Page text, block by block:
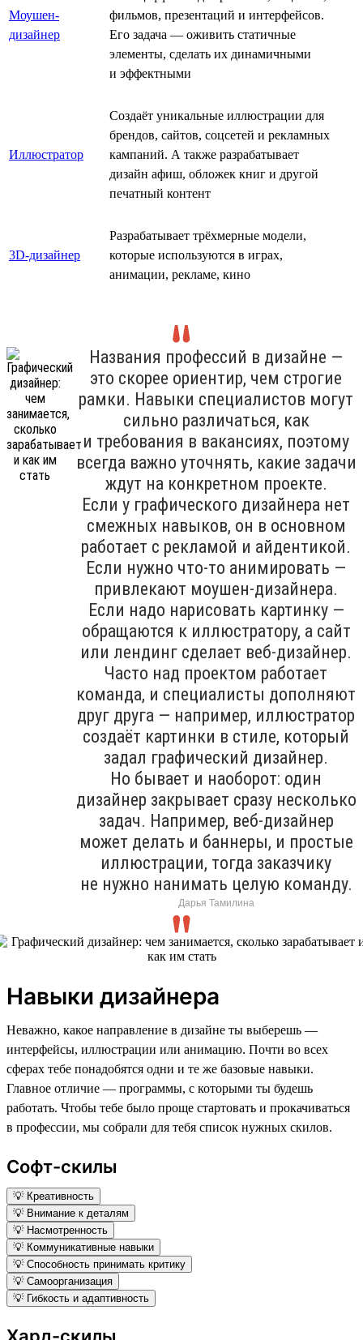
Моушен-
дизайнер
фильмов, презентаций и интерфейсов.
Его задача — оживить статичные
элементы, сделать их динамичными
и эффектными
Иллюстратор
Создаёт уникальные иллюстрации для
брендов, сайтов, соцсетей и рекламных
кампаний. А также разрабатывает
дизайн афиш, обложек книг и другой
печатный контент
3D-дизайнер
Разрабатывает трёхмерные модели,
которые используются в играх,
анимации, рекламе, кино
Названия профессий в дизайне —
это скорее ориентир, чем строгие
рамки. Навыки специалистов могут
сильно различаться, как
и требования в вакансиях, поэтому
всегда важно уточнять, какие задачи
ждут на конкретном проекте.
Если у графического дизайнера нет
смежных навыков, он в основном
работает с рекламой и айдентикой.
Если нужно что-то анимировать —
привлекают моушен-дизайнера.
Если надо нарисовать картинку —
обращаются к иллюстратору, а сайт
или лендинг сделает веб-дизайнер.
Часто над проектом работает
команда, и специалисты дополняют
друг друга — например, иллюстратор
создаёт картинки в стиле, который
задал графический дизайнер.
Но бывает и наоборот: один
дизайнер закрывает сразу несколько
задач. Например, веб-дизайнер
может делать и баннеры, и простые
иллюстрации, тогда заказчику
не нужно нанимать целую команду.
Дарья Тамилина
Навыки дизайнера
Неважно, какое направление в дизайне ты выберешь —
интерфейсы, иллюстрации или анимацию. Почти во всех
сферах тебе понадобятся одни и те же базовые навыки.
Главное отличие — программы, с которыми ты будешь
работать. Чтобы тебе было проще стартовать и прокачиваться
в профессии, мы собрали для тебя список нужных скилов.
Софт-скилы
💡 Креативность
💡 Внимание к деталям
💡 Насмотренность
💡 Коммуникативные навыки
💡 Способность принимать критику
💡 Самоорганизация
💡 Гибкость и адаптивность